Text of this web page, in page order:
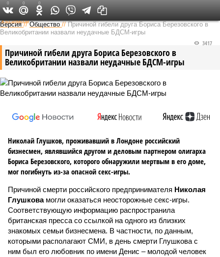
Федеральный выпуск
Версия //Общество //Причиной гибели друга Бориса Березовского в
Великобритании назвали неудачные БДСМ-игры
Причиной гибели друга Бориса Березовского в
Великобритании назвали неудачные БДСМ-игры
3417
Николай Глушков, проживавший в Лондоне российский
бизнесмен, являвшийся другом и деловым партнером олигарха
Бориса Березовского, которого обнаружили мертвым в его доме,
мог погибнуть из-за опасной секс-игры.
Причиной смерти российского предпринимателя Николая
Глушкова могли оказаться неосторожные секс-игры.
Соответствующую информацию распространила
британская пресса со ссылкой на одного из близких
знакомых семьи бизнесмена. В частности, по данным,
которыми располагают СМИ, в день смерти Глушкова с
ним был его любовник по имени Денис – молодой человек
0 0 0